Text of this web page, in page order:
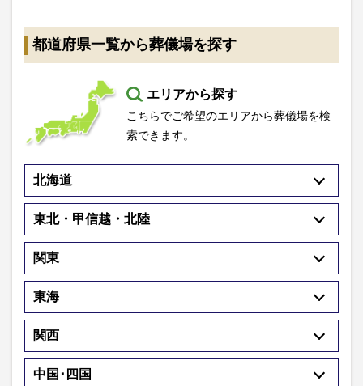
都道府県一覧から葬儀場を探す
エリアから探す
こちらでご希望のエリアから葬儀場を検
索できます。
北海道
東北・甲信越・北陸
関東
東海
関西
中国･四国